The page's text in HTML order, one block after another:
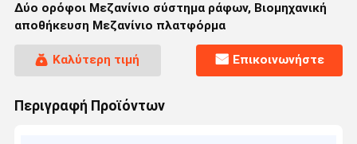
Δύο ορόφοι Μεζανίνιο σύστημα ράφων, Βιομηχανική
αποθήκευση Μεζανίνιο πλατφόρμα
Καλύτερη τιμή Επικοινωνήστε
Περιγραφή Προϊόντων